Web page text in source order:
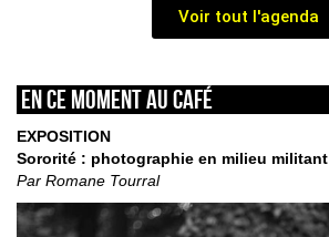
Voir tout l'agenda
En ce moment au café
EXPOSITION
Sororité : photographie en milieu militant
Par Romane Tourral